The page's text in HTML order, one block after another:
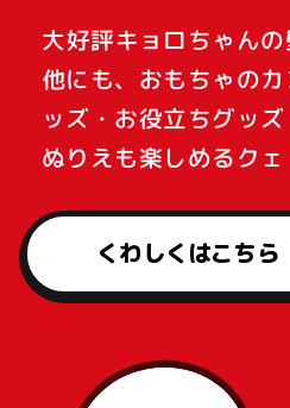
大好評キョロちゃんの
他にも、おもちゃの
ッズ・お役立ちグッ
ぬりえも楽しめるクェ
くわしくはこちら